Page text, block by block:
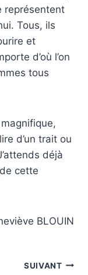
représentent
Tous, ils
et
d’où l’on
tous
d’un trait ou
déjà
cette
BLOUIN
SUIVANT